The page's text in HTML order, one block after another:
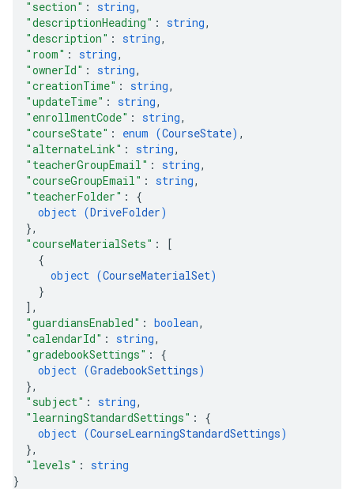
"section" : string,
"descriptionHeading" : string,
"description" : string,
"room" : string,
"ownerId" : string,
"creationTime" : string,
"updateTime" : string,
"enrollmentCode" : string,
"courseState" : enum (CourseState) ,
"alternateLink" : string,
"teacherGroupEmail" : string,
"courseGroupEmail" : string,
"teacherFolder" : {
object (DriveFolder)
},
"courseMaterialSets" :
[
{
object (CourseMaterialSet)
}
] ,
"guardiansEnabled" : boolean,
"calendarId" : string,
"gradebookSettings" : {
object (GradebookSettings)
},
"subject" : string,
"learningStandardSettings" : {
object (CourseLearningStandardSettings)
},
"levels" : string
}